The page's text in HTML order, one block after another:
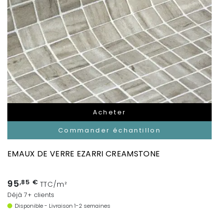
Acheter
Commander échantillon
EMAUX DE VERRE EZARRI CREAMSTONE
95,85 € TTC/m²
Déjà 7+ clients
Disponible - Livraison 1-2 semaines